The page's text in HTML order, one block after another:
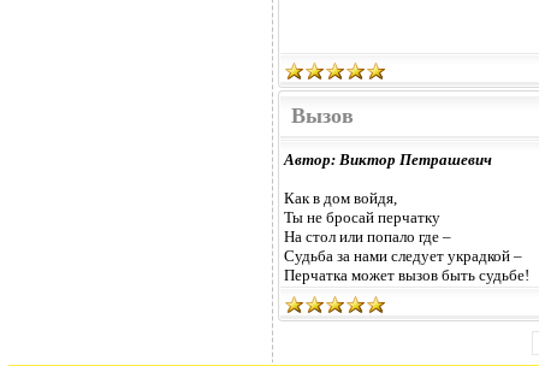
Вызов
Автор: Виктор Петрашевич
Как в дом войдя,
Ты не бросай перчатку
На стол или попало где –
Судьба за нами следует украдкой –
Перчатка может вызов быть судьбе!